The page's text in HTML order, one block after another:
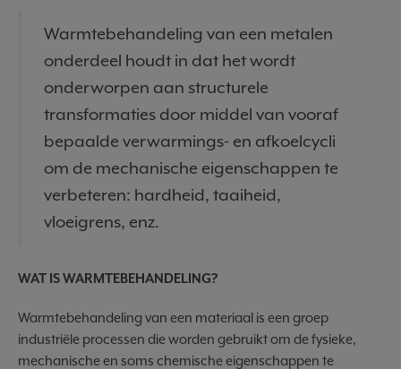
Warmtebehandeling van een metalen
onderdeel houdt in dat het wordt
onderworpen aan structurele
transformaties door middel van vooraf
bepaalde verwarmings- en afkoelcycli
om de mechanische eigenschappen te
verbeteren: hardheid, taaiheid,
vloeigrens, enz.
WAT IS WARMTEBEHANDELING?
Warmtebehandeling van een materiaal is een groep
industriële processen die worden gebruikt om de fysieke,
mechanische en soms chemische eigenschappen te